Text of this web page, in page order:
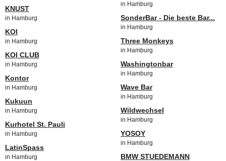
KNUST
in Hamburg
KOI
in Hamburg
KOI CLUB
in Hamburg
Kontor
in Hamburg
Kukuun
in Hamburg
Kurhotel St. Pauli
in Hamburg
LatinSpass
in Hamburg
in Hamburg
SonderBar - Die beste Bar...
in Hamburg
Three Monkeys
in Hamburg
Washingtonbar
in Hamburg
Wave Bar
in Hamburg
Wildwechsel
in Hamburg
YOSOY
in Hamburg
BMW STUEDEMANN